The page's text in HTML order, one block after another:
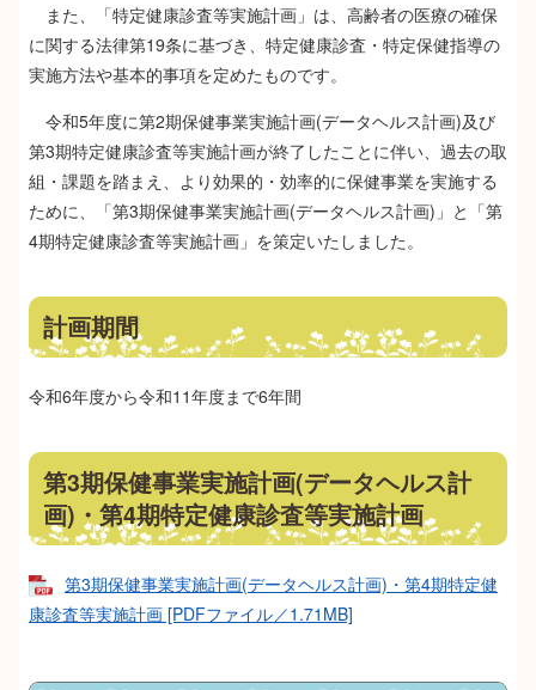
また、「特定健康診査等実施計画」は、高齢者の医療の確保
に関する法律第19条に基づき、特定健康診査・特定保健指導の
実施方法や基本的事項を定めたものです。
令和5年度に第2期保健事業実施計画(データヘルス計画)及び
第3期特定健康診査等実施計画が終了したことに伴い、過去の取
組・課題を踏まえ、より効果的・効率的に保健事業を実施する
ために、「第3期保健事業実施計画(データヘルス計画)」と「第
4期特定健康診査等実施計画」を策定いたしました。
計画期間
令和6年度から令和11年度まで6年間
第3期保健事業実施計画(データヘルス計
画)・第4期特定健康診査等実施計画
第3期保健事業実施計画(データヘルス計画)・第4期特定健
康診査等実施計画 [PDFファイル／1.71MB]